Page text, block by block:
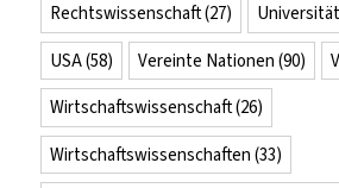
Rechtswissenschaft(27)
USA(58) Vereinte Nationen (90)
Wirtschaftswissenschaft(26)
Wirtschaftswissenschaften (33)